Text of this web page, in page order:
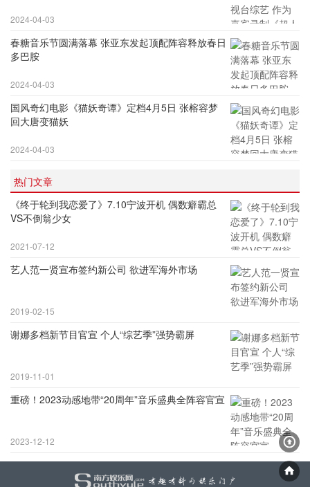
2024-04-03
春糖音乐节圆满落幕 张亚东发起顶配阵容释放春日
多巴胺
2024-04-03
国风奇幻电影《猫妖奇谭》定档4月5日 张榕容梦
回大唐变猫妖
2024-04-03
热门文章
《终于轮到我恋爱了》7.10宁波开机 偶数癖霸总
VS不倒翁少女
2021-07-12
艺人范一贤宣布签约新公司 欲进军海外市场
2019-02-15
谢娜多档新节目官宣 个人“综艺季”强势霸屏
2019-11-01
重磅！2023动感地带“20周年”音乐盛典全阵容官宣
2023-12-12